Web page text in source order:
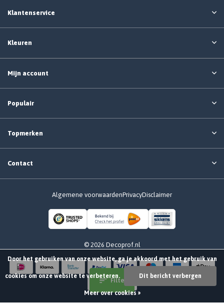
Filter
Klantenservice
Kleuren
Mijn account
Populair
Topmerken
Contact
Algemene voorwaardenPrivacyDisclaimer
© 2026 Decoprof.nl
Door het gebruiken van onze website, ga je akkoord met het gebruik van
cookies om onze website te verbeteren. Dit bericht verbergen
Meer over cookies »